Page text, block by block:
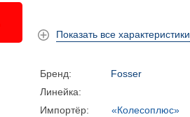
Бренд: Fosser
Линейка:
Импортёр:«Колесоплюс»
Показать все характеристики